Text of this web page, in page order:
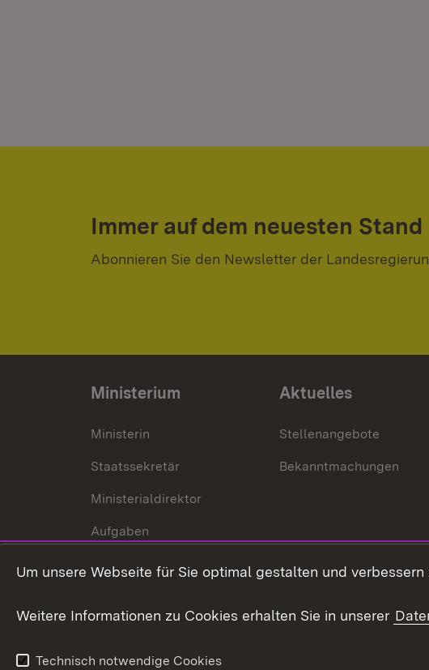
Immer auf dem neuesten Stand
Abonnieren Sie den Newsletter der
Ministerium
Ministerin
Staatssekretär
Ministerialdirektor
Aufgaben
Internationale
Aktuelles
Stellenangebote
Bekanntmachungen
Um unsere Webseite für Sie optimal gestalten und
Weitere Informationen zu Cookies erhalten Sie in unserer
Technisch notwendige Cookies